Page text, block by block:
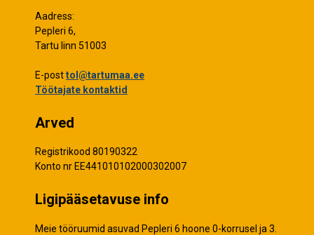
Aadress:
Pepleri 6,
Tartu linn 51003
E-posttol@tartumaa.ee
Töötajate kontaktid
Arved
Registrikood 80190322
Konto nr EE441010102000302007
Ligipääsetavuse info
Meie tööruumid asuvad Pepleri 6 hoone 0-korrusel ja 3.